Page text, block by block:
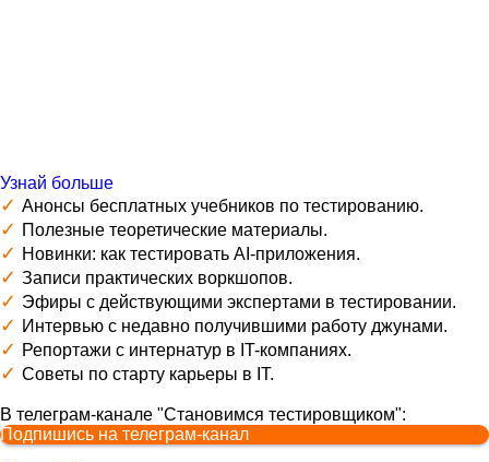
Узнай больше
✓ Анонсы бесплатных учебников по тестированию.
✓ Полезные теоретические материалы.
✓ Новинки: как тестировать AI-приложения.
✓ Записи практических воркшопов.
✓ Эфиры с действующими экспертами в тестировании.
✓ Интервью с недавно получившими работу джунами.
✓ Репортажи с интернатур в IT-компаниях.
✓ Советы по старту карьеры в IT.
В телеграм-канале "Становимся тестировщиком":
Подпишись на телеграм-канал